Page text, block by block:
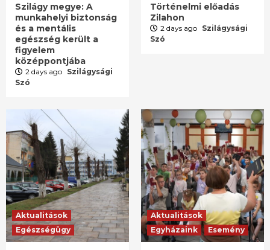
Szilágy megye: A
munkahelyi biztonság
és a mentális
egészség került a
figyelem
középpontjába
2 days ago Szilágysági
Szó
Történelmi előadás
Zilahon
2 days ago Szilágysági
Szó
Aktualitások
Egészségügy
Aktualitások
Egyházaink
Esemény